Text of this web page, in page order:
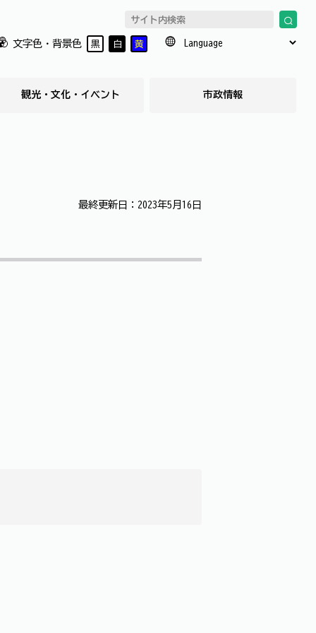
文字色・背景色 黒 白 黄
観光・文化・イベント 市政情報
最終更新日：2023年5月16日